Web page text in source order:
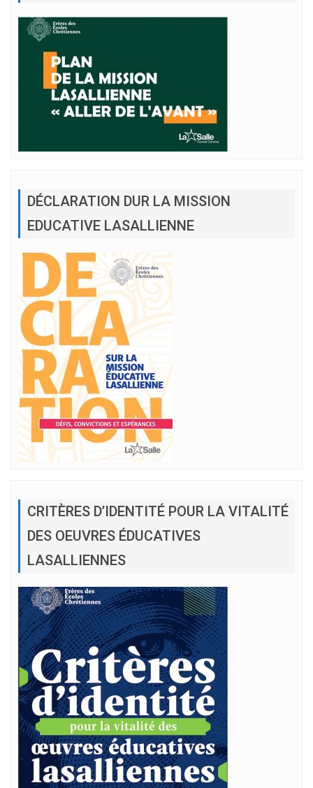
DÉCLARATION DUR LA MISSION
EDUCATIVE LASALLIENNE
CRITÈRES D’IDENTITÉ POUR LA VITALITÉ
DES OEUVRES ÉDUCATIVES
LASALLIENNES